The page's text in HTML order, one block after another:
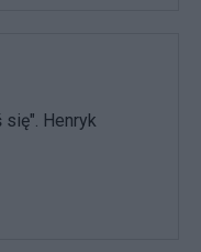
się". Henryk